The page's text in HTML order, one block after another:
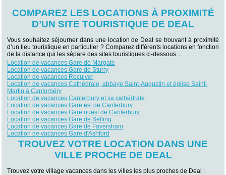
COMPAREZ LES LOCATIONS À PROXIMITÉ
D’UN SITE TOURISTIQUE DE DEAL
Vous souhaitez séjourner dans une location de Deal se trouvant à proximité
d’un lieu touristique en particulier ? Comparez différents locations en fonction
de la distance qui les sépare des sites touristiques ci-dessous…
Location de vacances Gare de Margate
Location de vacances Gare de Sturry
Location de vacances Reculver
Location de vacances Cathédrale, abbaye Saint-Augustin et église Saint-
Martin à Cantorbéry
Location de vacances Canterbury et sa cathédrale
Location de vacances Gare est de Canterbury
Location de vacances Gare ouest de Canterbury
Location de vacances Gare de Selling
Location de vacances Gare de Faversham
Location de vacances Gare d'Ashford
TROUVEZ VOTRE LOCATION DANS UNE
VILLE PROCHE DE DEAL
Trouvez votre village vacances dans les villes les plus proches de Deal :